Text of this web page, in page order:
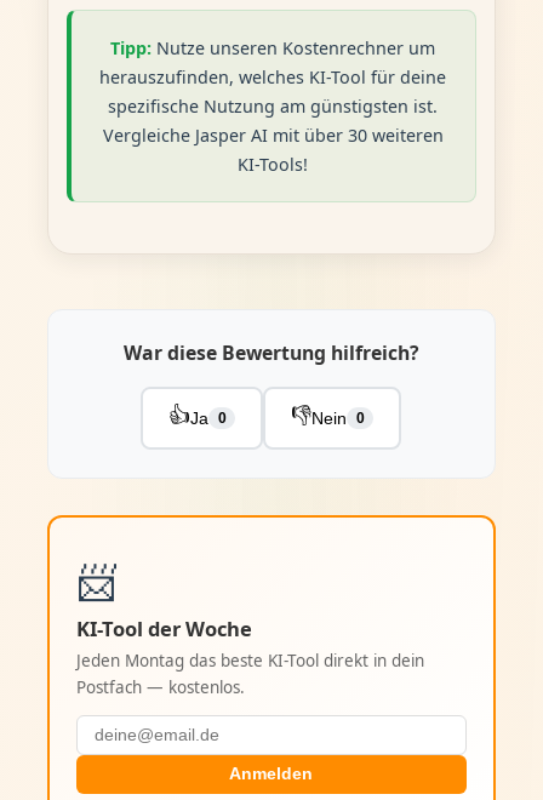
Tipp: Nutze unseren Kostenrechner um
herauszufinden, welches KI-Tool für deine
spezifische Nutzung am günstigsten ist.
Vergleiche Jasper AI mit über 30 weiteren
KI-Tools!
War diese Bewertung hilfreich?
👍Ja 0 👎Nein 0
📨
KI-Tool der Woche
Jeden Montag das beste KI-Tool direkt in dein
Postfach — kostenlos.
Anmelden